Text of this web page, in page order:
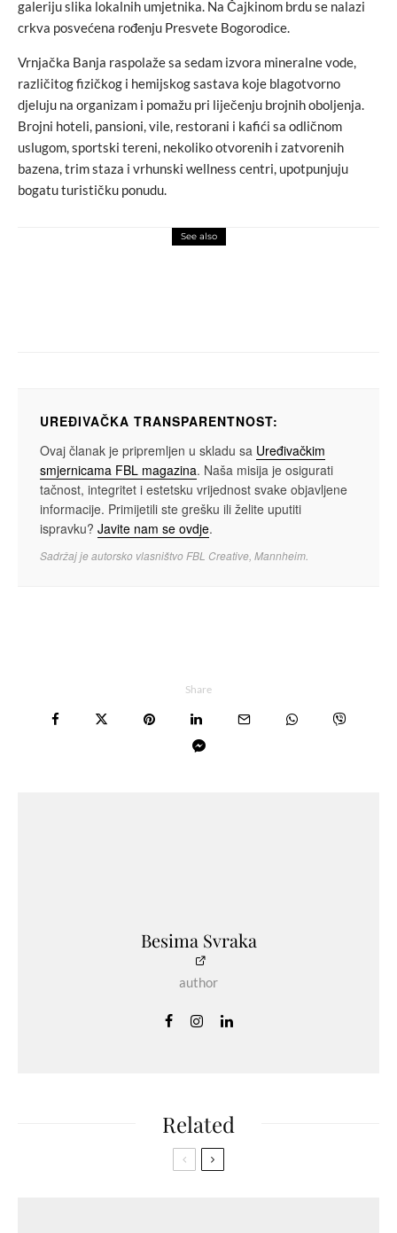
galeriju slika lokalnih umjetnika. Na Čajkinom brdu se nalazi
crkva posvećena rođenju Presvete Bogorodice.
Vrnjačka Banja raspolaže sa sedam izvora mineralne vode,
različitog fizičkog i hemijskog sastava koje blagotvorno
djeluju na organizam i pomažu pri liječenju brojnih oboljenja.
Brojni hoteli, pansioni, vile, restorani i kafići sa odličnom
uslugom, sportski tereni, nekoliko otvorenih i zatvorenih
bazena, trim staza i vrhunski wellness centri, upotpunjuju
bogatu turističku ponudu.
See also
UREĐIVAČKA TRANSPARENTNOST:
Ovaj članak je pripremljen u skladu sa Uređivačkim
smjernicama FBL magazina. Naša misija je osigurati
tačnost, integritet i estetsku vrijednost svake objavljene
informacije. Primijetili ste grešku ili želite uputiti
ispravku? Javite nam se ovdje.
Sadržaj je autorsko vlasništvo FBL Creative, Mannheim.
Share
Besima Svraka
author
Related